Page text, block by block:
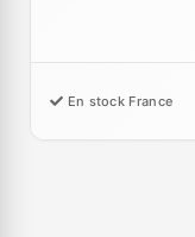
En stock France